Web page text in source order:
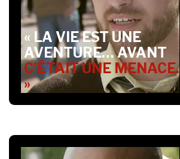
« LA VIE EST UNE
AVENTURE… AVANT
C’ÉTAIT UNE MENACE.
»